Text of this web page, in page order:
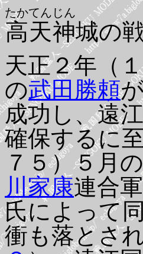
高天神
たかてんじん
城の
天正２年（
の武田勝頼
成功し、遠
確保するに
７５）５月の
川家康連合
氏によって
衝も落とさ